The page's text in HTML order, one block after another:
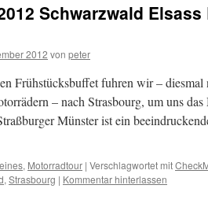
Schwarzwald
2012 von peter
Frühstücksbuffet fuhren wir –
– nach Strasbourg, um uns
Münster ist ein
, Motorradtour | Verschlagwortet mit
, Strasbourg | Kommentar hinterlassen